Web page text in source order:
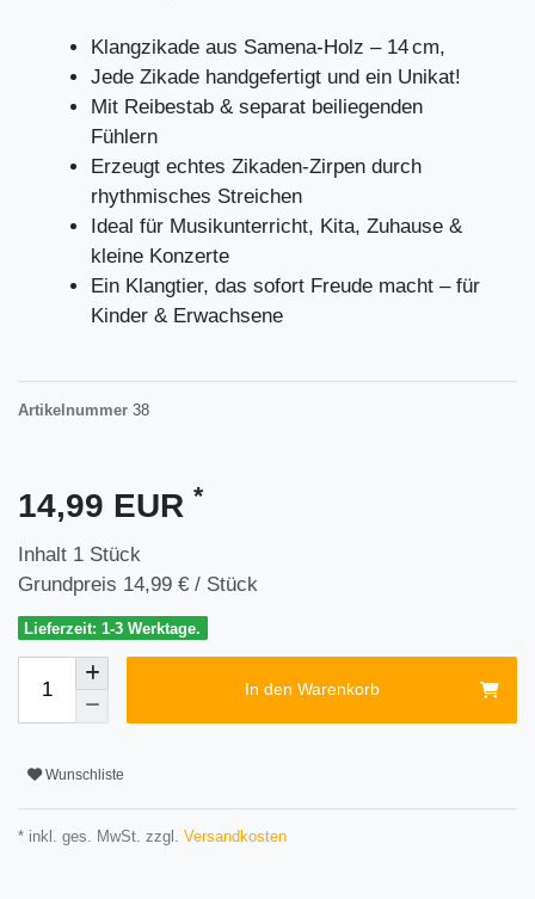
Klangzikade aus Samena-Holz – 14 cm,
Jede Zikade handgefertigt und ein Unikat!
Mit Reibestab & separat beiliegenden
Fühlern
Erzeugt echtes Zikaden-Zirpen durch
rhythmisches Streichen
Ideal für Musikunterricht, Kita, Zuhause &
kleine Konzerte
Ein Klangtier, das sofort Freude macht – für
Kinder & Erwachsene
Artikelnummer 38
14,99 EUR *
Inhalt 1 Stück
Grundpreis 14,99 € / Stück
Lieferzeit: 1-3 Werktage.
In den Warenkorb
Wunschliste
* inkl. ges. MwSt. zzgl. Versandkosten